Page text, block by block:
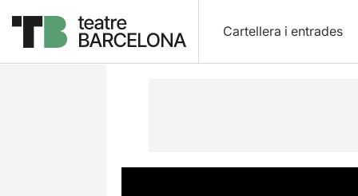
Cartellera i entrades
Descripció Fitxa artística